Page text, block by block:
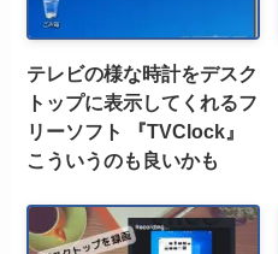
テレビの様な時計をデスク
トップに表示してくれるフ
リーソフト 『TVClock』
こういうのも良いかも